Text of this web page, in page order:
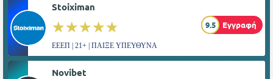
Stoiximan
☆☆☆☆☆
★★★★★ 9.5 Εγγραφή
ΕΕΕΠ | 21+ | ΠΑΙΞΕ ΥΠΕΥΘΥΝΑ
Novibet